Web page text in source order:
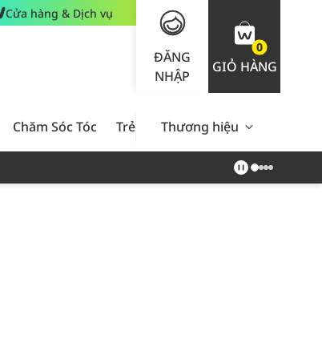
Cửa hàng & Dịch vụ
ĐĂNG
NHẬP
0
GIỎ HÀNG
Chăm Sóc Tóc Trẻ Em Nam Giới Chăm Sóc
Thương hiệu